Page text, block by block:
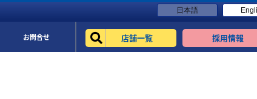
日本語
お問合せ 店舗一覧 採用情報